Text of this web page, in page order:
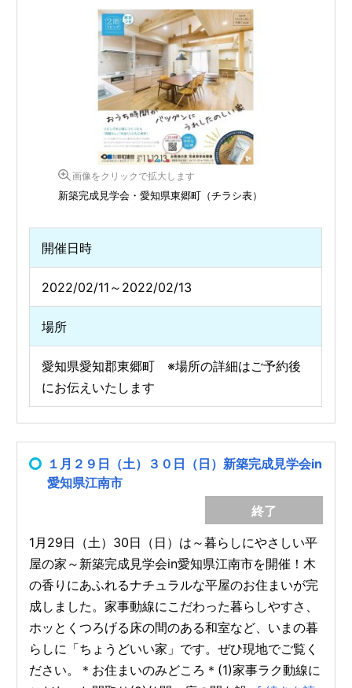
画像をクリックで拡大します
新築完成見学会・愛知県東郷町（チラシ表）
開催日時
2022/02/11～2022/02/13
場所
愛知県愛知郡東郷町 ※場所の詳細はご予約後
にお伝えいたします
１月２９日（土）３０日（日）新築完成見学会in
愛知県江南市
終了
1月29日（土）30日（日）は～暮らしにやさしい平
屋の家～新築完成見学会in愛知県江南市を開催！木
の香りにあふれるナチュラルな平屋のお住まいが完
成しました。家事動線にこだわった暮らしやすさ、
ホッとくつろげる床の間のある和室など、いまの暮
らしに「ちょうどいい家」です。ぜひ現地でご覧く
ださい。＊お住まいのみどころ＊(1)家事ラク動線に